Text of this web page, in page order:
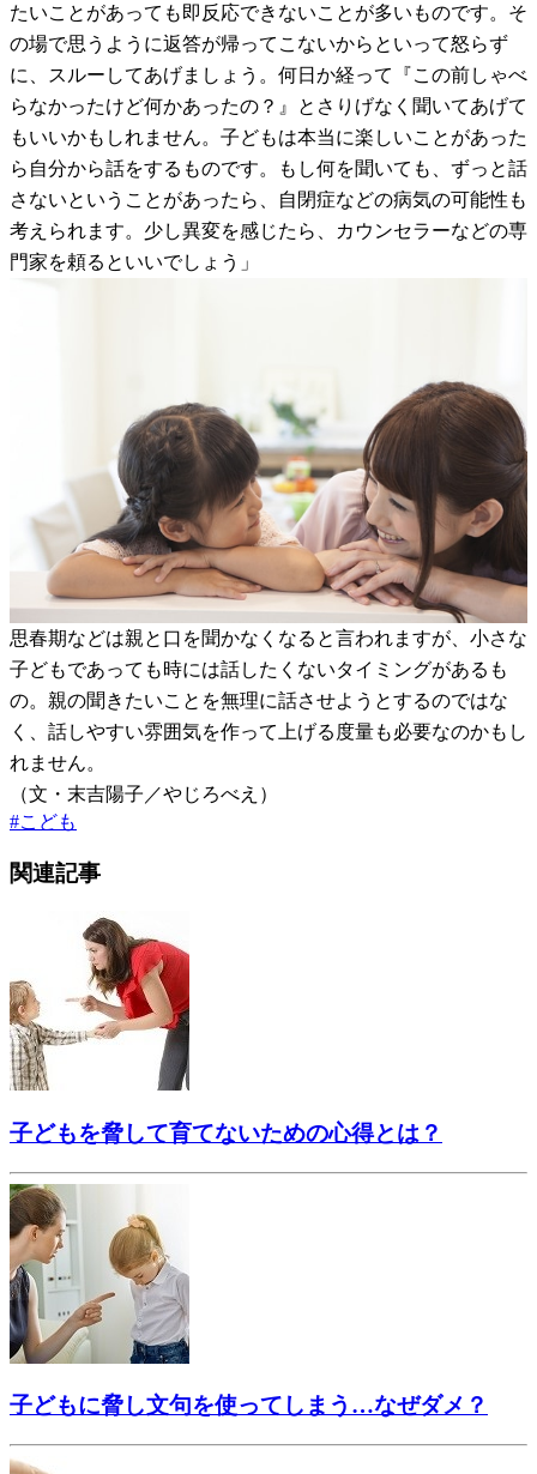
たいことがあっても即反応できないことが多いものです。そ
の場で思うように返答が帰ってこないからといって怒らず
に、スルーしてあげましょう。何日か経って『この前しゃべ
らなかったけど何かあったの？』とさりげなく聞いてあげて
もいいかもしれません。子どもは本当に楽しいことがあった
ら自分から話をするものです。もし何を聞いても、ずっと話
さないということがあったら、自閉症などの病気の可能性も
考えられます。少し異変を感じたら、カウンセラーなどの専
門家を頼るといいでしょう」
思春期などは親と口を聞かなくなると言われますが、小さな
子どもであっても時には話したくないタイミングがあるも
の。親の聞きたいことを無理に話させようとするのではな
く、話しやすい雰囲気を作って上げる度量も必要なのかもし
れません。
（文・末吉陽子／やじろべえ）
#こども
関連記事
子どもを脅して育てないための心得とは？
子どもに脅し文句を使ってしまう…なぜダメ？